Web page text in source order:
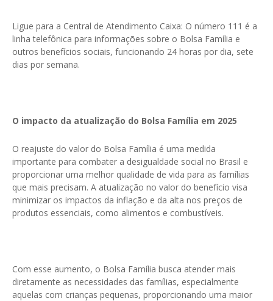
Ligue para a Central de Atendimento Caixa: O número 111 é a
linha telefônica para informações sobre o Bolsa Família e
outros benefícios sociais, funcionando 24 horas por dia, sete
dias por semana.
O impacto da atualização do Bolsa Família em 2025
O reajuste do valor do Bolsa Família é uma medida
importante para combater a desigualdade social no Brasil e
proporcionar uma melhor qualidade de vida para as famílias
que mais precisam. A atualização no valor do benefício visa
minimizar os impactos da inflação e da alta nos preços de
produtos essenciais, como alimentos e combustíveis.
Com esse aumento, o Bolsa Família busca atender mais
diretamente as necessidades das famílias, especialmente
aquelas com crianças pequenas, proporcionando uma maior